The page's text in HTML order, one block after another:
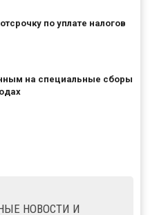
по уплате налогов
на специальные сборы
НОВОСТИ И